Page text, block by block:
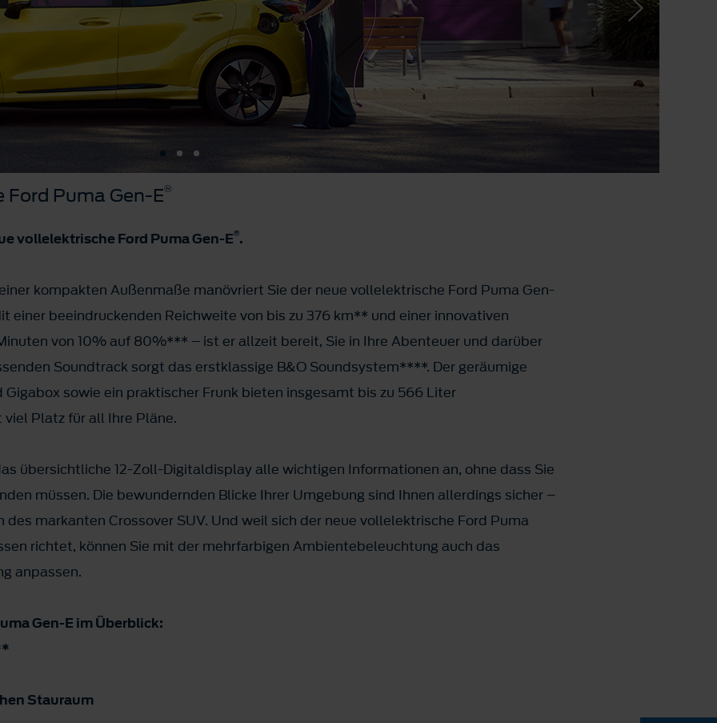
Puma Gen-E®
vollelektrische Ford Puma Gen-E®.
kompakten Außenmaße manövriert Sie der neue vollelektrische Ford Puma Gen-
einer beeindruckenden Reichweite von bis zu 376 km** und einer innovativen
von 10% auf 80%*** – ist er allzeit bereit, Sie in Ihre Abenteuer und darüber
Soundtrack sorgt das erstklassige B&O Soundsystem****. Der geräumige
sowie ein praktischer Frunk bieten insgesamt bis zu 566 Liter
Platz für all Ihre Pläne.
übersichtliche 12-Zoll-Digitaldisplay alle wichtigen Informationen an, ohne dass Sie
müssen. Die bewundernden Blicke Ihrer Umgebung sind Ihnen allerdings sicher –
markanten Crossover SUV. Und weil sich der neue vollelektrische Ford Puma
richtet, können Sie mit der mehrfarbigen Ambientebeleuchtung auch das
anpassen.
Gen-E im Überblick:
Stauraum